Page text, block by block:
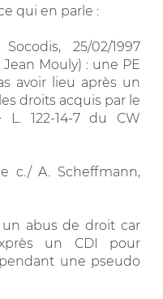
qui en parle :
25/02/1997
Mouly) : une PE
avoir lieu après un
droits acquis par le
122-14-7 du CW
c./ A. Scheffmann,
un abus de droit car
un CDI pour
une pseudo